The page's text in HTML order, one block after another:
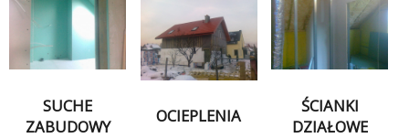
SUCHE
ZABUDOWY
OCIEPLENIA
ŚCIANKI
DZIAŁOWE